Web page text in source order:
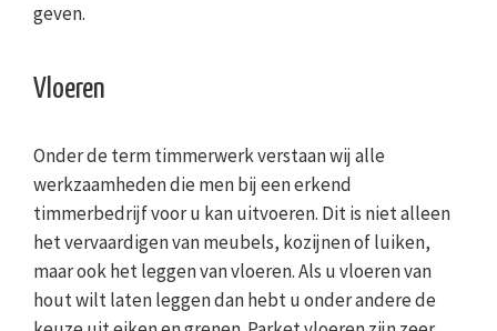
geven.
Vloeren
Onder de term timmerwerk verstaan wij alle
werkzaamheden die men bij een erkend
timmerbedrijf voor u kan uitvoeren. Dit is niet alleen
het vervaardigen van meubels, kozijnen of luiken,
maar ook het leggen van vloeren. Als u vloeren van
hout wilt laten leggen dan hebt u onder andere de